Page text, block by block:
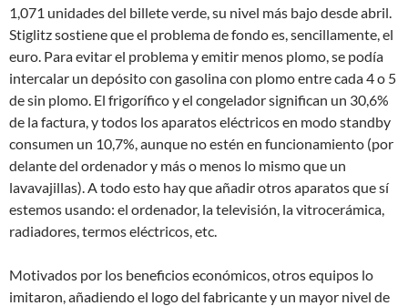
1,071 unidades del billete verde, su nivel más bajo desde abril.
Stiglitz sostiene que el problema de fondo es, sencillamente, el
euro. Para evitar el problema y emitir menos plomo, se podía
intercalar un depósito con gasolina con plomo entre cada 4 o 5
de sin plomo. El frigorífico y el congelador significan un 30,6%
de la factura, y todos los aparatos eléctricos en modo standby
consumen un 10,7%, aunque no estén en funcionamiento (por
delante del ordenador y más o menos lo mismo que un
lavavajillas). A todo esto hay que añadir otros aparatos que sí
estemos usando: el ordenador, la televisión, la vitrocerámica,
radiadores, termos eléctricos, etc.
Motivados por los beneficios económicos, otros equipos lo
imitaron, añadiendo el logo del fabricante y un mayor nivel de